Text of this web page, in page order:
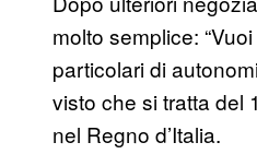
molto semplice:
particolari di
visto che si tratta del
nel Regno d’Italia.